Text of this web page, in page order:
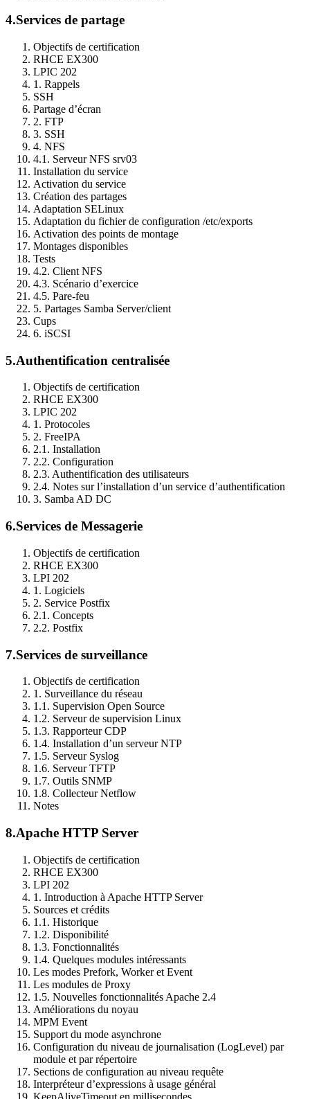
4.Services de partage
Objectifs de certification
RHCE EX300
LPIC 202
1. Rappels
SSH
Partage d’écran
2. FTP
3. SSH
4. NFS
4.1. Serveur NFS srv03
Installation du service
Activation du service
Création des partages
Adaptation SELinux
Adaptation du fichier de configuration /etc/exports
Activation des points de montage
Montages disponibles
Tests
4.2. Client NFS
4.3. Scénario d’exercice
4.5. Pare-feu
5. Partages Samba Server/client
Cups
6. iSCSI
5.Authentification centralisée
Objectifs de certification
RHCE EX300
LPIC 202
1. Protocoles
2. FreeIPA
2.1. Installation
2.2. Configuration
2.3. Authentification des utilisateurs
2.4. Notes sur l’installation d’un service d’authentification
3. Samba AD DC
6.Services de Messagerie
Objectifs de certification
RHCE EX300
LPI 202
1. Logiciels
2. Service Postfix
2.1. Concepts
2.2. Postfix
7.Services de surveillance
Objectifs de certification
1. Surveillance du réseau
1.1. Supervision Open Source
1.2. Serveur de supervision Linux
1.3. Rapporteur CDP
1.4. Installation d’un serveur NTP
1.5. Serveur Syslog
1.6. Serveur TFTP
1.7. Outils SNMP
1.8. Collecteur Netflow
Notes
8.Apache HTTP Server
Objectifs de certification
RHCE EX300
LPI 202
1. Introduction à Apache HTTP Server
Sources et crédits
1.1. Historique
1.2. Disponibilité
1.3. Fonctionnalités
1.4. Quelques modules intéressants
Les modes Prefork, Worker et Event
Les modules de Proxy
1.5. Nouvelles fonctionnalités Apache 2.4
Améliorations du noyau
MPM Event
Support du mode asynchrone
Configuration du niveau de journalisation (LogLevel) par
module et par répertoire
Sections de configuration au niveau requête
Interpréteur d’expressions à usage général
KeepAliveTimeout en millisecondes